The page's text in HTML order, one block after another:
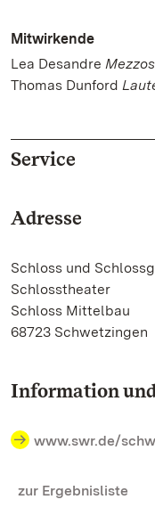
Mitwirkende
Lea Desandre
Thomas Dunford
Service
Adresse
Schloss und
Schlosstheater
Schloss Mittelbau
68723 Schwetzingen
Information
www.swr.de/
zur Ergebnisliste